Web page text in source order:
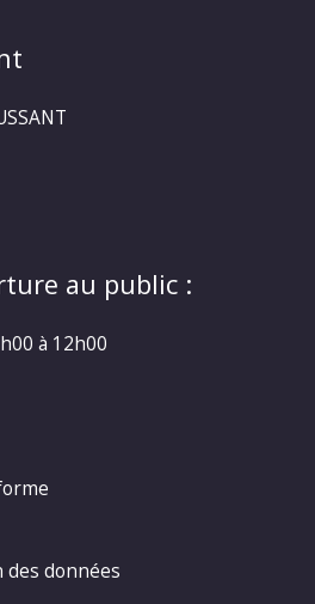
au public :
à 12h00
données